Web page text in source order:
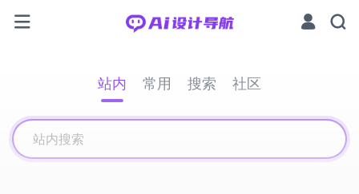
站内 常用 搜索 社区